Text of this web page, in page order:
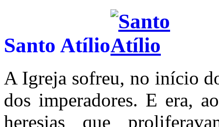
Santo Atílio
A Igreja sofreu, no início
dos imperadores. E era,
heresias que